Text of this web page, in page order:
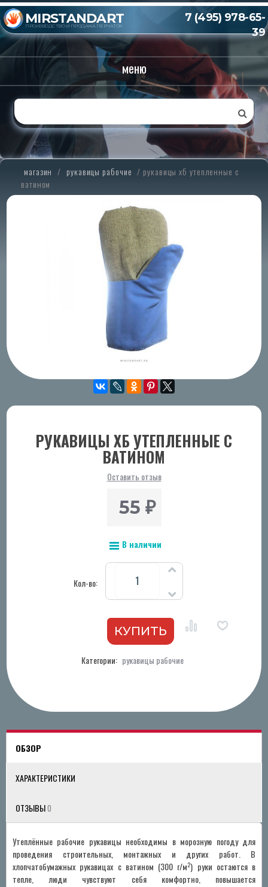
MIRSTANDART
ПРОИЗВОДСТВО И ПРОДАЖА ПЕРЧАТОК
7 (495) 978-65-
39
меню
магазин / рукавицы рабочие / рукавицы хб утепленные с
ватином
РУКАВИЦЫ ХБ УТЕПЛЕННЫЕ С
ВАТИНОМ
Оставить отзыв
55 ₽
В наличии
Кол-во:
Категории: рукавицы рабочие
ОБЗОР
ХАРАКТЕРИСТИКИ
ОТЗЫВЫ0
Утеплённые рабочие рукавицы необходимы в морозную погоду для
проведения строительных, монтажных и других работ. В
хлопчатобумажных рукавицах с ватином (300 г/м2) руки остаются в
тепле, люди чувствуют себя комфортно, повышается